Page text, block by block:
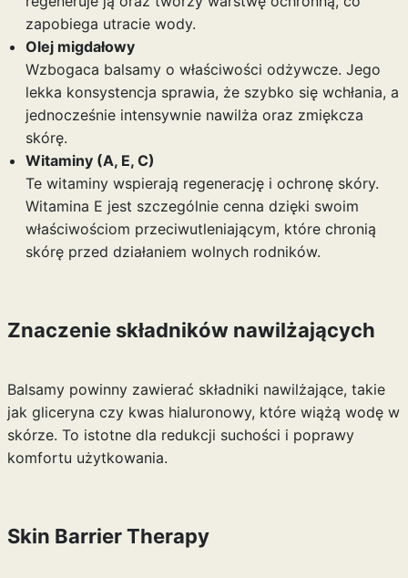
zapobiega utracie wody.
Olej migdałowy
Wzbogaca balsamy o właściwości odżywcze. Jego
lekka konsystencja sprawia, że szybko się wchłania, a
jednocześnie intensywnie nawilża oraz zmiękcza
skórę.
Witaminy (A, E, C)
Te witaminy wspierają regenerację i ochronę skóry.
Witamina E jest szczególnie cenna dzięki swoim
właściwościom przeciwutleniającym, które chronią
skórę przed działaniem wolnych rodników.
Znaczenie składników nawilżających
Balsamy powinny zawierać składniki nawilżające, takie
jak gliceryna czy kwas hialuronowy, które wiążą wodę w
skórze. To istotne dla redukcji suchości i poprawy
komfortu użytkowania.
Skin Barrier Therapy